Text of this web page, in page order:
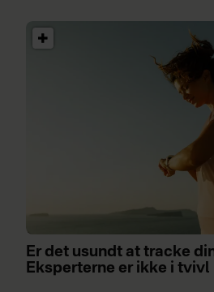
Er det usundt at tracke
Eksperterne er ikke i tvivl